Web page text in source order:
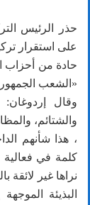
حذر الرئيس
على استقرار
حادة من أحزاب
«الشعب
وقال
والشتائم،
، هذا شأنهم
كلمة في فعالية
نراها غير لائقة
البذيئة